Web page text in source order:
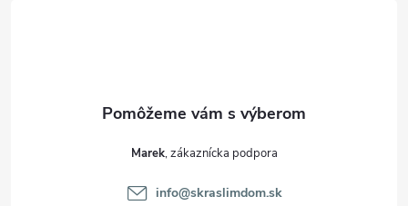
Marek
info@skraslimdom.sk